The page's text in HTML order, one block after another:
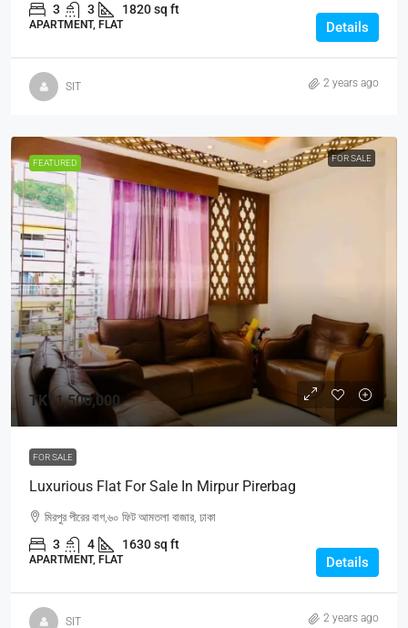
3 3 1820 sq ft
APARTMENT, FLAT Details
SIT 2 years ago
FEATURED FOR SALE
TK11,500,000
FOR SALE
Luxurious Flat For Sale In Mirpur Pirerbag
মিরপুর পীরের বাগ,৬০ ফিট আমতলা বাজার, ঢাকা
3 4 1630 sq ft
APARTMENT, FLAT Details
SIT 2 years ago